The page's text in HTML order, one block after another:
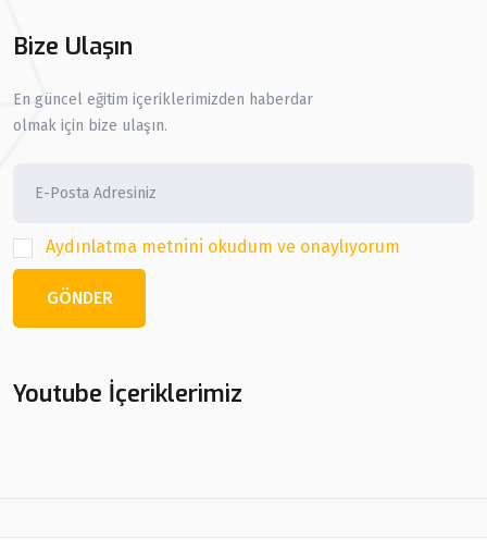
Bize Ulaşın
En güncel eğitim içeriklerimizden haberdar
olmak için bize ulaşın.
Aydınlatma metnini okudum ve onaylıyorum
GÖNDER
Youtube İçeriklerimiz